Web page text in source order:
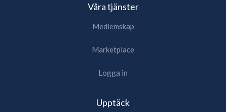
Våra tjänster
Medlemskap
Marketplace
Logga in
Upptäck